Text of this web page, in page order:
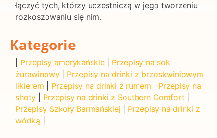
łączyć tych, którzy uczestniczą w jego tworzeniu i
rozkoszowaniu się nim.
Kategorie
Przepisy amerykańskie
Przepisy na sok
żurawinowy
Przepisy na drinki z brzoskwiniowym
likierem
Przepisy na drinki z rumem
Przepisy na
shoty
Przepisy na drinki z Southern Comfort
Przepisy Szkoły Barmańskiej
Przepisy na drinki z
wódką